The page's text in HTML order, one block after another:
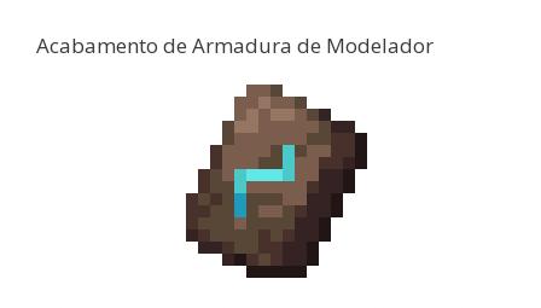
Acabamento de Armadura de Modelador